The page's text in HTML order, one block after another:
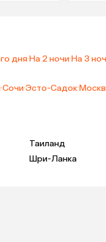
дня·На 2 ночи·На 3
·Сочи·Эсто-Садок·
Таиланд
Шри-Ланка